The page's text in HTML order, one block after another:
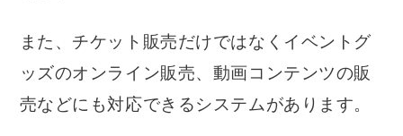
また、チケット販売だけではなくイベントグ
ッズのオンライン販売、動画コンテンツの販
売などにも対応できるシステムがあります。